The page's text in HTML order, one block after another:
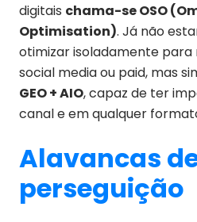
digitais chama-se OSO
Optimisation). Já não
otimizar isoladamente para
social media ou paid, mas
GEO + AIO, capaz de ter
canal e em qualquer
Alavancas
perseguição